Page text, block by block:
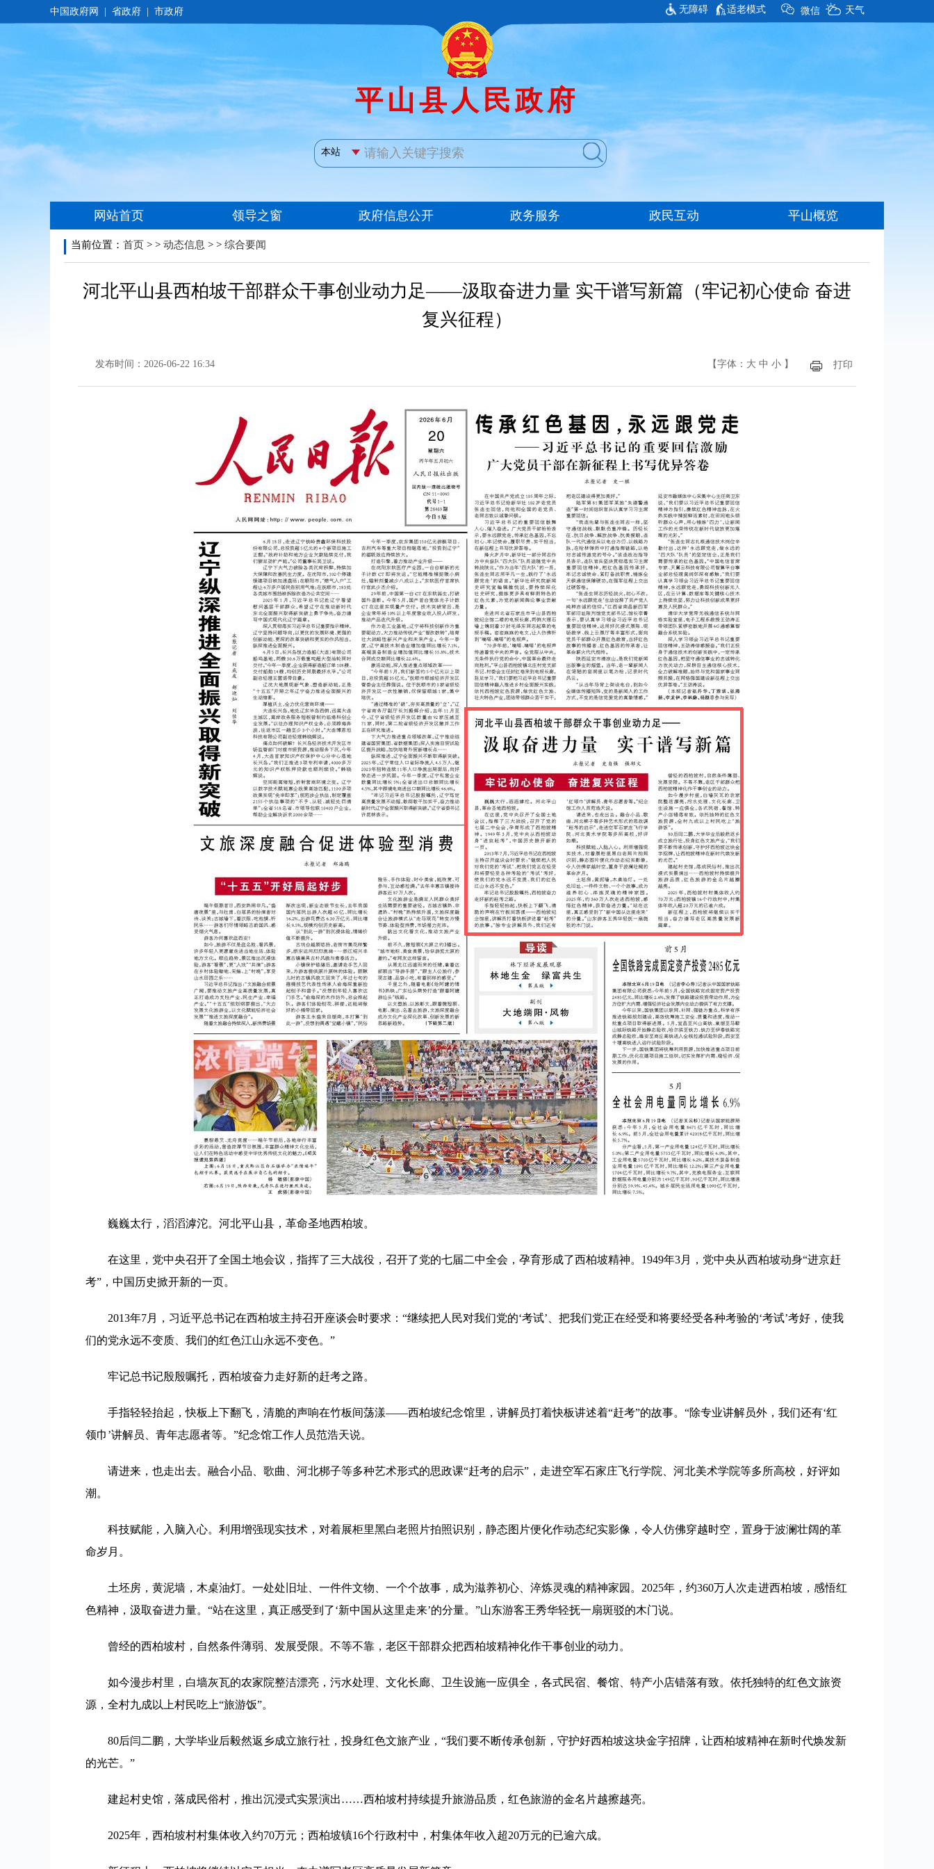
无障碍 适老模式
当前位置： 首页 > > 动态信息 > > 综合要闻
河北平山县西柏坡干部群众干事创业动力足——汲取奋进力量 实干谱写新篇（牢记初心使命 奋进
复兴征程）
发布时间：2026-06-22 16:34 【字体： 大 中 小 】 打印
巍巍太行，滔滔滹沱。河北平山县，革命圣地西柏坡。
在这里，党中央召开了全国土地会议，指挥了三大战役，召开了党的七届二中全会，孕育形成了西柏坡精神。1949年3月，党中央从西柏坡动身“进京赶
考”，中国历史掀开新的一页。
2013年7月，习近平总书记在西柏坡主持召开座谈会时要求：“继续把人民对我们党的‘考试’、把我们党正在经受和将要经受各种考验的‘考试’考好，使我
们的党永远不变质、我们的红色江山永远不变色。”
牢记总书记殷殷嘱托，西柏坡奋力走好新的赶考之路。
手指轻轻抬起，快板上下翻飞，清脆的声响在竹板间荡漾——西柏坡纪念馆里，讲解员打着快板讲述着“赶考”的故事。“除专业讲解员外，我们还有‘红
领巾’讲解员、青年志愿者等。”纪念馆工作人员范浩天说。
请进来，也走出去。融合小品、歌曲、河北梆子等多种艺术形式的思政课“赶考的启示”，走进空军石家庄飞行学院、河北美术学院等多所高校，好评如
潮。
科技赋能，入脑入心。利用增强现实技术，对着展柜里黑白老照片拍照识别，静态图片便化作动态纪实影像，令人仿佛穿越时空，置身于波澜壮阔的革
命岁月。
土坯房，黄泥墙，木桌油灯。一处处旧址、一件件文物、一个个故事，成为滋养初心、淬炼灵魂的精神家园。2025年，约360万人次走进西柏坡，感悟红
色精神，汲取奋进力量。“站在这里，真正感受到了‘新中国从这里走来’的分量。”山东游客王秀华轻抚一扇斑驳的木门说。
曾经的西柏坡村，自然条件薄弱、发展受限。不等不靠，老区干部群众把西柏坡精神化作干事创业的动力。
如今漫步村里，白墙灰瓦的农家院整洁漂亮，污水处理、文化长廊、卫生设施一应俱全，各式民宿、餐馆、特产小店错落有致。依托独特的红色文旅资
源，全村九成以上村民吃上“旅游饭”。
80后闫二鹏，大学毕业后毅然返乡成立旅行社，投身红色文旅产业，“我们要不断传承创新，守护好西柏坡这块金字招牌，让西柏坡精神在新时代焕发新
的光芒。”
建起村史馆，落成民俗村，推出沉浸式实景演出……西柏坡村持续提升旅游品质，红色旅游的金名片越擦越亮。
2025年，西柏坡村村集体收入约70万元；西柏坡镇16个行政村中，村集体年收入超20万元的已逾六成。